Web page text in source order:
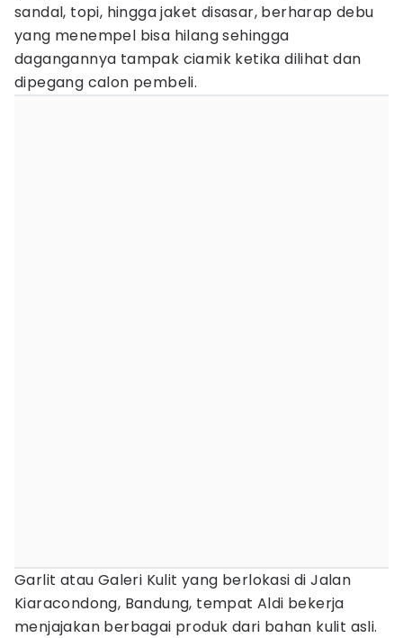
sandal, topi, hingga jaket disasar, berharap debu
yang menempel bisa hilang sehingga
dagangannya tampak ciamik ketika dilihat dan
dipegang calon pembeli.
Garlit atau Galeri Kulit yang berlokasi di Jalan
Kiaracondong, Bandung, tempat Aldi bekerja
menjajakan berbagai produk dari bahan kulit asli.